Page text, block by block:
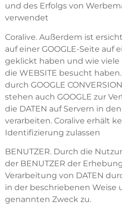
und des Erfolgs von
verwendet
Coralive. Außerdem ist
auf einer GOOGLE-Seite auf
geklickt haben und wie
die WEBSITE besucht haben.
durch GOOGLE
stehen auch GOOGLE zur
die DATEN auf Servern in
verarbeiten. Coralive erhält
Identifizierung zulassen
BENUTZER. Durch die
der BENUTZER der
Verarbeitung von DATEN
in der beschriebenen Weise
genannten Zweck zu.